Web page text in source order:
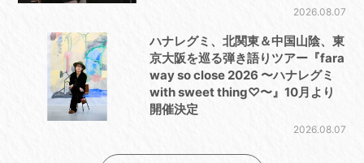
2026.08.07
ハナレグミ、北関東＆中国山陰、東
京大阪を巡る弾き語りツアー『fara
way so close 2026 〜ハナレグミ
with sweet thing♡〜』10月より
開催決定
2026.08.07